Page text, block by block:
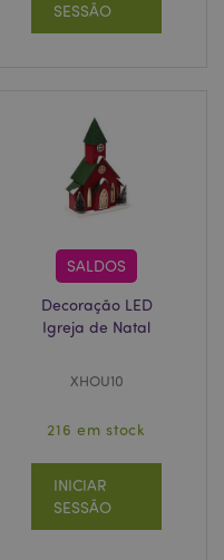
SESSÃO
SALDOS
Decoração LED
Igreja de Natal
XHOU10
216 em stock
INICIAR
SESSÃO
Adobe Inc.
www.puckator.pt
www.puckator.pt